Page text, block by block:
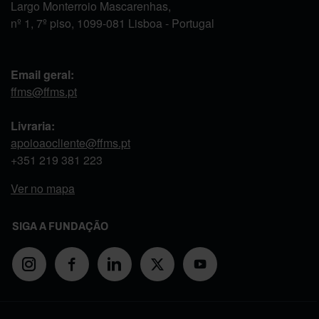
Largo Monterroio Mascarenhas,
nº 1, 7º piso, 1099-081 Lisboa - Portugal
Email geral:
ffms@ffms.pt
Livraria:
apoioaocliente@ffms.pt
+351 219 381 223
Ver no mapa
SIGA A FUNDAÇÃO